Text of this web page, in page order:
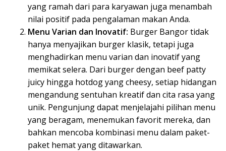
yang ramah dari para karyawan juga menambah
nilai positif pada pengalaman makan Anda.
Menu Varian dan Inovatif: Burger Bangor tidak
hanya menyajikan burger klasik, tetapi juga
menghadirkan menu varian dan inovatif yang
memikat selera. Dari burger dengan beef patty
juicy hingga hotdog yang cheesy, setiap hidangan
mengandung sentuhan kreatif dan cita rasa yang
unik. Pengunjung dapat menjelajahi pilihan menu
yang beragam, menemukan favorit mereka, dan
bahkan mencoba kombinasi menu dalam paket-
paket hemat yang ditawarkan.